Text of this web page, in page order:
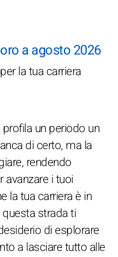
a agosto 2026
la tua carriera
un periodo un
di certo, ma la
rendendo
avanzare i tuoi
la tua carriera è in
strada ti
di esplorare
a lasciare tutto alle